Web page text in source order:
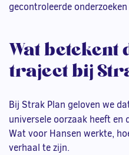
gecontroleerde
Wat
traject bij
Bij Strak Plan geloven we
universele oorzaak heeft en
Wat voor Hansen werkte,
verhaal te zijn.